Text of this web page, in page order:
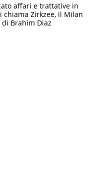
affari e trattative in
chiama Zirkzee, il Milan
Brahim Diaz